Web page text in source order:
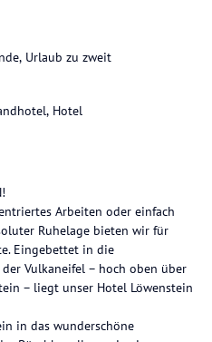
Urlaub zu zweit
Hotel
Arbeiten oder einfach
Ruhelage bieten wir für
Eingebettet in die
Vulkaneifel – hoch oben über
– liegt unser Hotel Löwenstein
in das wunderschöne